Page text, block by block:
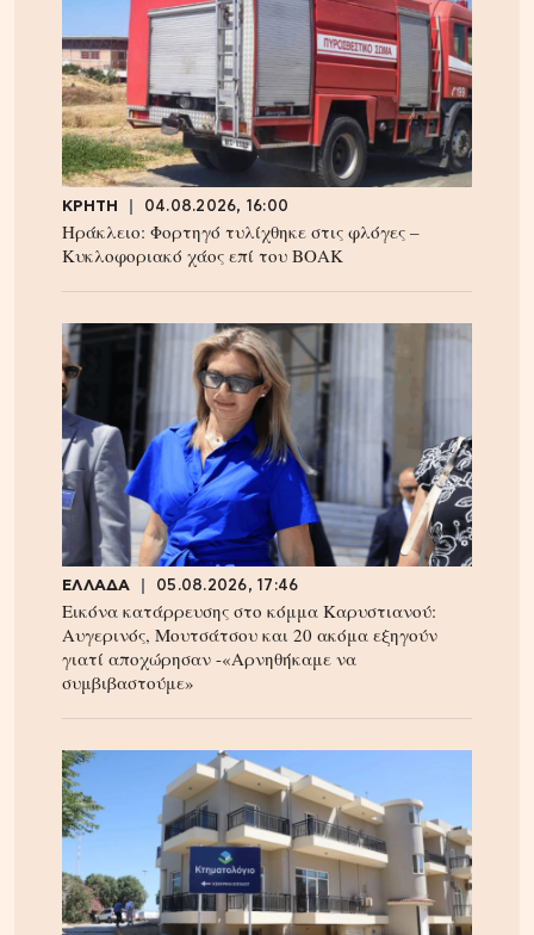
ΚΡΗΤΗ 04.08.2026, 16:00
Ηράκλειο: Φορτηγό τυλίχθηκε στις φλόγες –
Κυκλοφοριακό χάος επί του ΒΟΑΚ
ΕΛΛΑΔΑ 05.08.2026, 17:46
Εικόνα κατάρρευσης στο κόμμα Καρυστιανού:
Αυγερινός, Μουτσάτσου και 20 ακόμα εξηγούν
γιατί αποχώρησαν -«Αρνηθήκαμε να
συμβιβαστούμε»